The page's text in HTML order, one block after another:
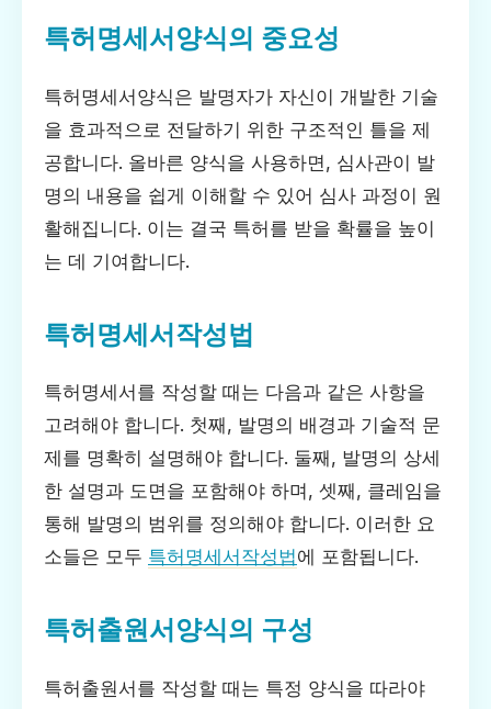
특허명세서양식의 중요성
특허명세서양식은 발명자가 자신이 개발한 기술
을 효과적으로 전달하기 위한 구조적인 틀을 제
공합니다. 올바른 양식을 사용하면, 심사관이 발
명의 내용을 쉽게 이해할 수 있어 심사 과정이 원
활해집니다. 이는 결국 특허를 받을 확률을 높이
는 데 기여합니다.
특허명세서작성법
특허명세서를 작성할 때는 다음과 같은 사항을
고려해야 합니다. 첫째, 발명의 배경과 기술적 문
제를 명확히 설명해야 합니다. 둘째, 발명의 상세
한 설명과 도면을 포함해야 하며, 셋째, 클레임을
통해 발명의 범위를 정의해야 합니다. 이러한 요
소들은 모두 특허명세서작성법에 포함됩니다.
특허출원서양식의 구성
특허출원서를 작성할 때는 특정 양식을 따라야